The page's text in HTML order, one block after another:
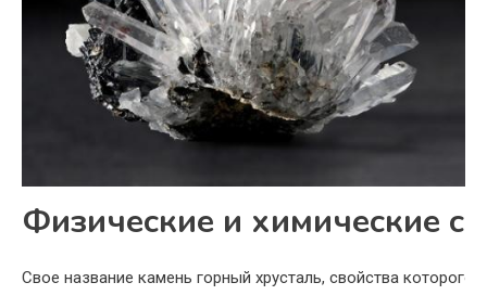
Физические и химические
Свое название камень горный хрусталь, свойства